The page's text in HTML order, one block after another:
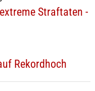
Straftaten -
Rekordhoch